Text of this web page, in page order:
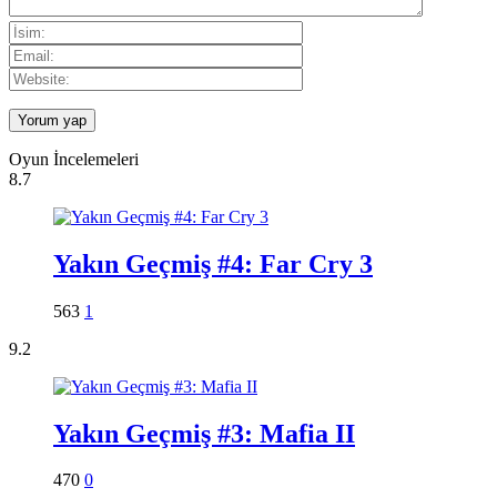
Oyun İncelemeleri
8.7
Yakın Geçmiş #4: Far Cry 3
563 1
9.2
Yakın Geçmiş #3: Mafia II
470 0